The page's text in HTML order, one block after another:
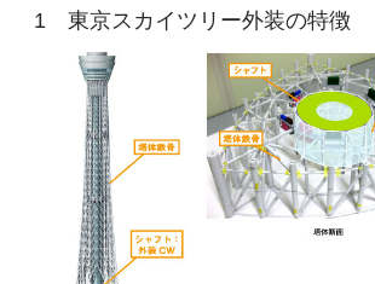
東京スカイツリー外装の特徴